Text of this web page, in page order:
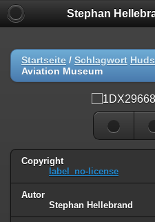
Stephan
Startseite / Schlagwort
Aviation Museum
Copyright
label_no-license
Autor
Stephan Hellebrand